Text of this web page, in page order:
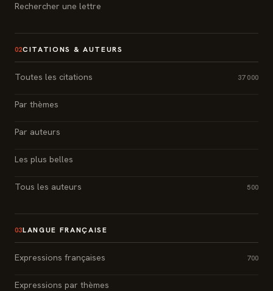
Rechercher une lettre
02CITATIONS & AUTEURS
Toutes les citations 37 000
Par thèmes
Par auteurs
Les plus belles
Tous les auteurs 500
03LANGUE FRANÇAISE
Expressions françaises 700
Expressions par thèmes